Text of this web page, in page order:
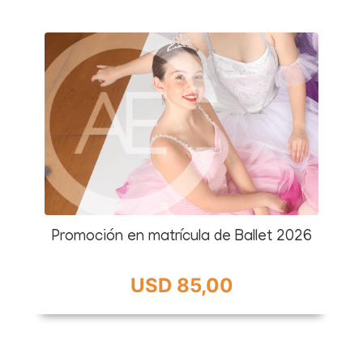
Promoción en matrícula de Ballet 2026
USD 85,00